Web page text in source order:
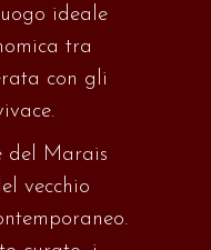
ideale
tra
con gli
del Marais
vecchio